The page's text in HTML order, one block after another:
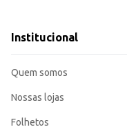
sendo uma escolha
comerciais.
Institucional
Quem somos
Nossas lojas
Folhetos